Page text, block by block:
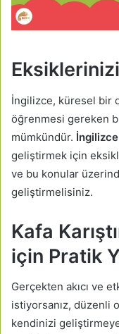
İngilizce, küresel bir
öğrenmesi gereken
mümkündür.
geliştirmek için
ve bu konular
geliştirmelisiniz.
Kafa
için Pratik
Gerçekten akıcı ve
istiyorsanız, düzenli
kendinizi